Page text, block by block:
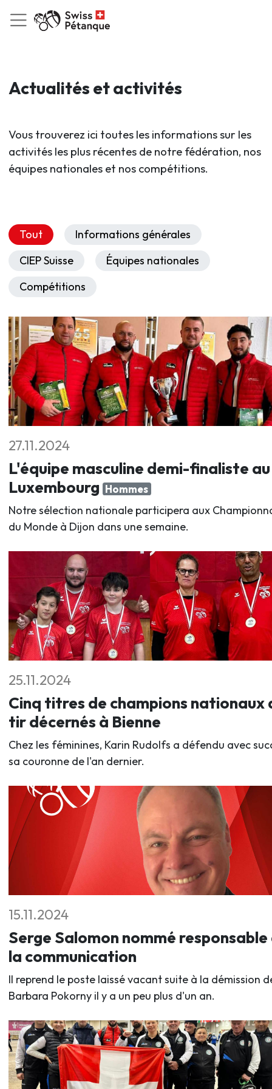
Actualités et activités
Vous trouverez ici toutes les informations sur les
activités les plus récentes de notre fédération, nos
équipes nationales et nos compétitions.
Tout
Informations générales
CIEP Suisse
Équipes nationales
Compétitions
27.11.2024
L'équipe masculine demi-finaliste au
Luxembourg Hommes
Notre sélection nationale participera aux
du Monde à Dijon dans une semaine.
25.11.2024
Cinq titres de champions nationaux
tir décernés à Bienne
Chez les féminines, Karin Rudolfs a défendu avec
sa couronne de l'an dernier.
15.11.2024
Serge Salomon nommé responsable
la communication
Il reprend le poste laissé vacant suite à la démission
Barbara Pokorny il y a un peu plus d'un an.